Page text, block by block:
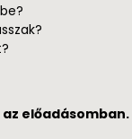
előadásomban.